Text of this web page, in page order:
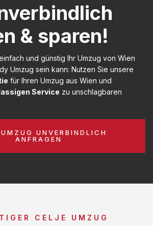
& sparen!
und günstig Ihr Umzug von Wien
Umzug sein kann: Nutzen Sie unsere
für Ihren Umzug aus Wien und
Service zu unschlagbaren
UNVERBINDLICH
ANFRAGEN
CELJE UMZUG